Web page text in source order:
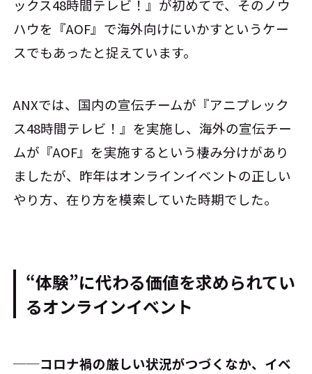
ックス48時間テレビ！』が初めてで、そのノウ
ハウを『AOF』で海外向けにいかすというケー
スでもあったと捉えています。
ANXでは、国内の宣伝チームが『アニプレック
ス48時間テレビ！』を実施し、海外の宣伝チー
ムが『AOF』を実施するという棲み分けがあり
ましたが、昨年はオンラインイベントの正しい
やり方、在り方を模索していた時期でした。
“体験”に代わる価値を求められてい
るオンラインイベント
──コロナ禍の厳しい状況がつづくなか、イベ